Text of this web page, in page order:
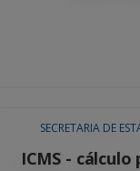
SECRETARIA DE
ICMS -